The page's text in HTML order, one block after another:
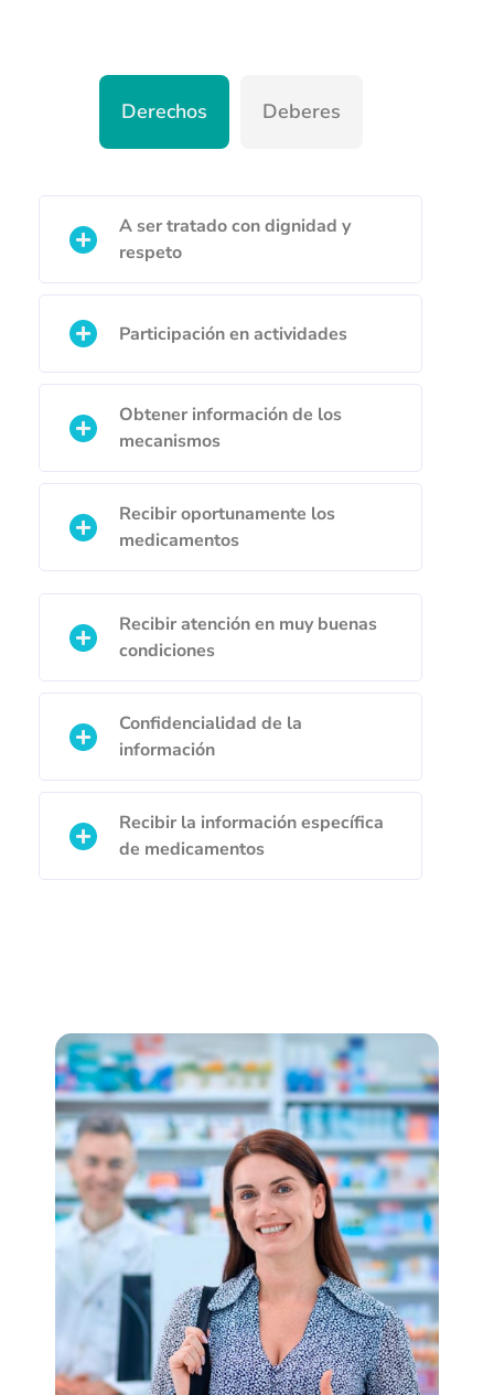
Derechos Deberes
A ser tratado con dignidad y
respeto
Participación en actividades
Obtener información de los
mecanismos
Recibir oportunamente los
medicamentos
Recibir atención en muy buenas
condiciones
Confidencialidad de la
información
Recibir la información específica
de medicamentos